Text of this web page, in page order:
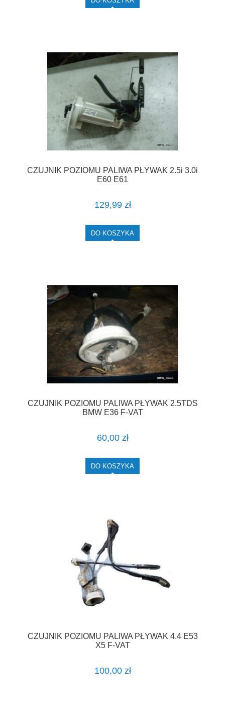
CZUJNIK POZIOMU PALIWA PŁYWAK 2.5i 3.0i
E60 E61
129,99 zł
DO KOSZYKA
CZUJNIK POZIOMU PALIWA PŁYWAK 2.5TDS
BMW E36 F-VAT
60,00 zł
DO KOSZYKA
CZUJNIK POZIOMU PALIWA PŁYWAK 4.4 E53
X5 F-VAT
100,00 zł